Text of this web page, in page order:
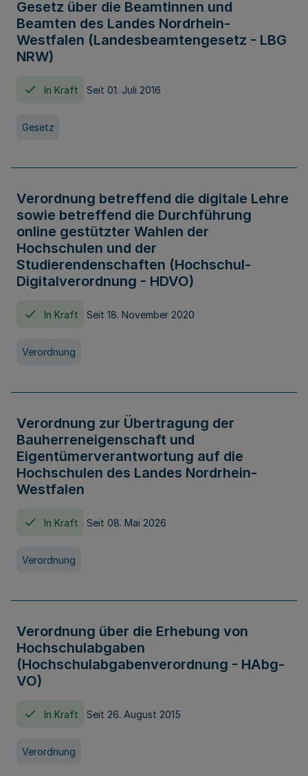
Gesetz über die Beamtinnen und
Beamten des Landes Nordrhein-
Westfalen (Landesbeamtengesetz - LBG
NRW)
In Kraft Seit 01. Juli 2016
Gesetz
Verordnung betreffend die digitale Lehre
sowie betreffend die Durchführung
online gestützter Wahlen der
Hochschulen und der
Studierendenschaften (Hochschul-
Digitalverordnung - HDVO)
In Kraft Seit 18. November 2020
Verordnung
Verordnung zur Übertragung der
Bauherreneigenschaft und
Eigentümerverantwortung auf die
Hochschulen des Landes Nordrhein-
Westfalen
In Kraft Seit 08. Mai 2026
Verordnung
Verordnung über die Erhebung von
Hochschulabgaben
(Hochschulabgabenverordnung - HAbg-
VO)
In Kraft Seit 26. August 2015
Verordnung